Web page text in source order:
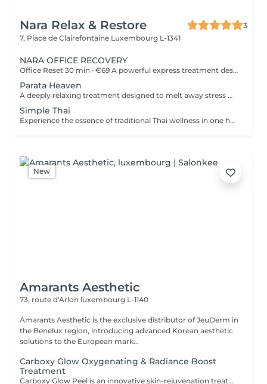
Nara Relax & Restore
3
7, Place de Clairefontaine Luxembourg L-1341
NARA OFFICE RECOVERY
Office Reset 30 min · €69 A powerful express treatment designed to release upper-body tension and calm the mind when time is limited. Includes: Upper Back Massage Neck & Shoulder Massage Acupressure Head Massage Targeted Hot Stones Cooling Jade Eye Mask Results: Looser muscles A lighter head Soothed, refreshed eyes A calmer mind Ideal during a lunch break or after work. Office Reset Plus 45 min · €89 A deeper upper-body recovery treatment with added foot relaxation for tired, heavy feet. Includes: Upper Back Massage Neck & Shoulder Massage Acupressure Head Massage Relaxing Foot Massage Targeted Hot Stones Cooling Jade Eye Mask Results: Reduced tension from prolonged sitting Refreshed feet and legs Renewed energy A calmer body and mind Executive Recovery 75 min · €139 Our complete head-to-toe ritual, created for accumulated stress and deeper physical fatigue. Includes: Detailed Back Massage Neck & Shoulder Massage Acupressure Head Massage Hand Acupressure Foot Reflexology Targeted Hot Stones Cooling Jade Eye Relaxation Results: Deeper muscular relaxation A lighter, re-energised body A calmer mind Restored balance and vitality Every treatment uses organic coconut oil and organic aromatherapy oils to soften the skin, ease muscular tension and promote deep relaxation.
Parata Heaven
A deeply relaxing treatment designed to melt away stress where it accumulates most. Combining a 60-minute Indian Head & Shoulder Massage with a 30-minute Office Syndrome Back & Shoulder Massage, this package focuses on the scalp, neck, shoulders, and upper back to release tension, calm the mind, and restore a feeling of lightness and wellbeing. Includes: Indian Head & Shoulder Massage 60 min Office Syndrome Back & Shoulder Massage 30 min
Simple Thai
Experience the essence of traditional Thai wellness in one harmonious ritual. Designed to relax the body, ease muscular tension, improve circulation, and restore a lasting sense of balance and wellbeing. Includes: Traditional Thai Oil Massage 90 min Thai Foot Reflexology 45 min
New
Amarants Aesthetic
73, route d'Arlon luxembourg L-1140
Amarants Aesthetic is the exclusive distributor of JeuDerm in
the Benelux region, introducing advanced Korean aesthetic
solutions to the European mark...
Carboxy Glow Oxygenating & Radiance Boost
Treatment
Carboxy Glow Peel is an innovative skin-rejuvenation treatment based on non-invasive carboxytherapy technology. The procedure promotes oxygen delivery to the skin, improves microcirculation, and stimulates the skin's natural regenerative processes. By enhancing cellular metabolism and tissue oxygenation, the treatment helps restore skin vitality, improve complexion, boost hydration, and reduce visible signs of fatigue. Combined with professional JeuDerm cosmeceuticals, it provides additional moisturizing, revitalizing, and anti-aging benefits. Indications: Dull and tired-looking skin; Dehydrated skin; Signs of fatigue and stress; Loss of skin firmness; Uneven complexion; Environmental stress exposure; Pre-event skin preparation. Benefits: Instant skin radiance; Improved microcirculation; Deep hydration; Enhanced skin firmness and elasticity; Reduced signs of fatigue; Fresher, healthier-looking skin. Suitable for all skin types and ideal as an express glow treatment before special occasions or as part of a comprehensive skin rejuvenation program. _____________________________________________________________________________________________________________________________________ Carboxy Glow Peel JeuDerm Le Carboxy Glow Peel est un soin innovant de rajeunissement cutané basé sur la technologie de la carboxythérapie non invasive. Cette procédure favorise l'oxygénation de la peau, stimule la microcirculation et active les mécanismes naturels de régénération cutanée. En améliorant le métabolisme cellulaire et l'apport en oxygène aux tissus, le traitement aide à restaurer la vitalité de la peau, raviver l'éclat du teint, renforcer l'hydratation et réduire les signes visibles de fatigue. Associé aux cosméceutiques professionnels JeuDerm, il procure également une action hydratante, revitalisante et anti-âge renforcée. Indications : Teint terne et peau fatiguée ; Peau déshydratée ; Signes de fatigue et de stress ; Perte de fermeté cutanée ; Teint irrégulier ; Peau exposée aux agressions environnementales ; Préparation de la peau avant un événement. Bienfaits : Éclat immédiat de la peau ; Amélioration de la microcirculation ; Hydratation profonde ; Renforcement de la fermeté et de l'élasticité cutanées ; Réduction des signes de fatigue ; Peau plus fraîche, plus saine et visiblement revitalisée. Convient à : tous les types de peau. Idéal comme soin « coup d'éclat » express avant un événement important ou intégré à un programme complet de rajeunissement et de revitalisation cutanée.